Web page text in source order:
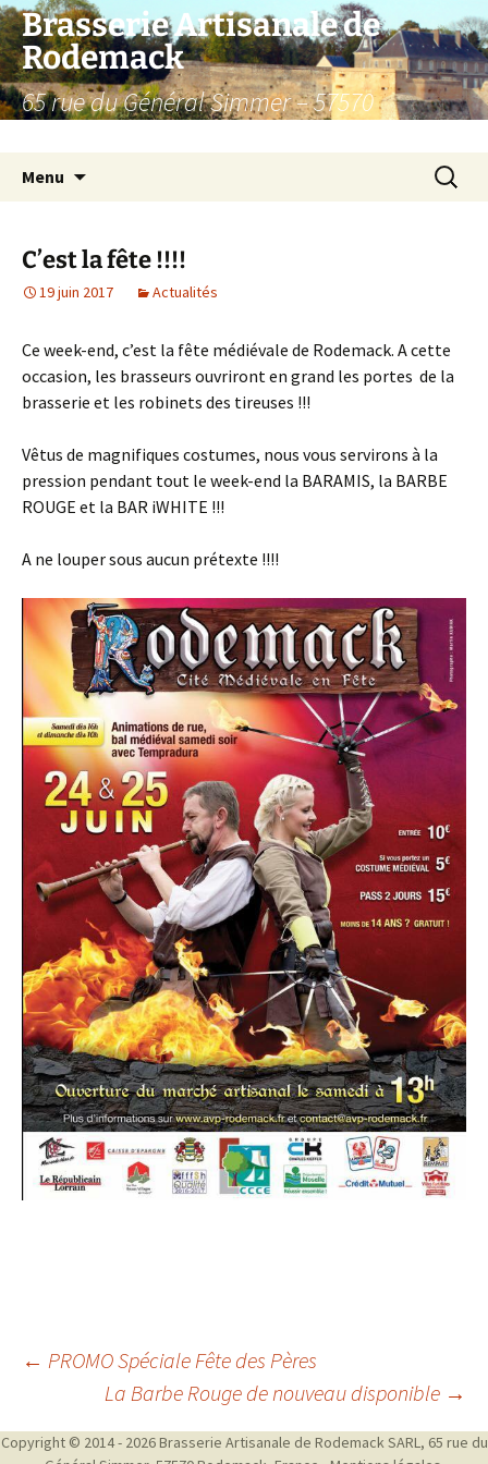
Aller
au
contenu
Brasserie Artisanale de
Rodemack
65 rue du Général Simmer – 57570
Menu
C’est la fête !!!!
19 juin 2017 Actualités
Ce week-end, c’est la fête médiévale de Rodemack. A cette
occasion, les brasseurs ouvriront en grand les portes de la
brasserie et les robinets des tireuses !!!
Vêtus de magnifiques costumes, nous vous servirons à la
pression pendant tout le week-end la BARAMIS, la BARBE
ROUGE et la BAR iWHITE !!!
A ne louper sous aucun prétexte !!!!
Navigation
des
← PROMO Spéciale Fête des Pères
La Barbe Rouge de nouveau disponible →
Copyright © 2014 - 2026 Brasserie Artisanale de Rodemack SARL, 65 rue du